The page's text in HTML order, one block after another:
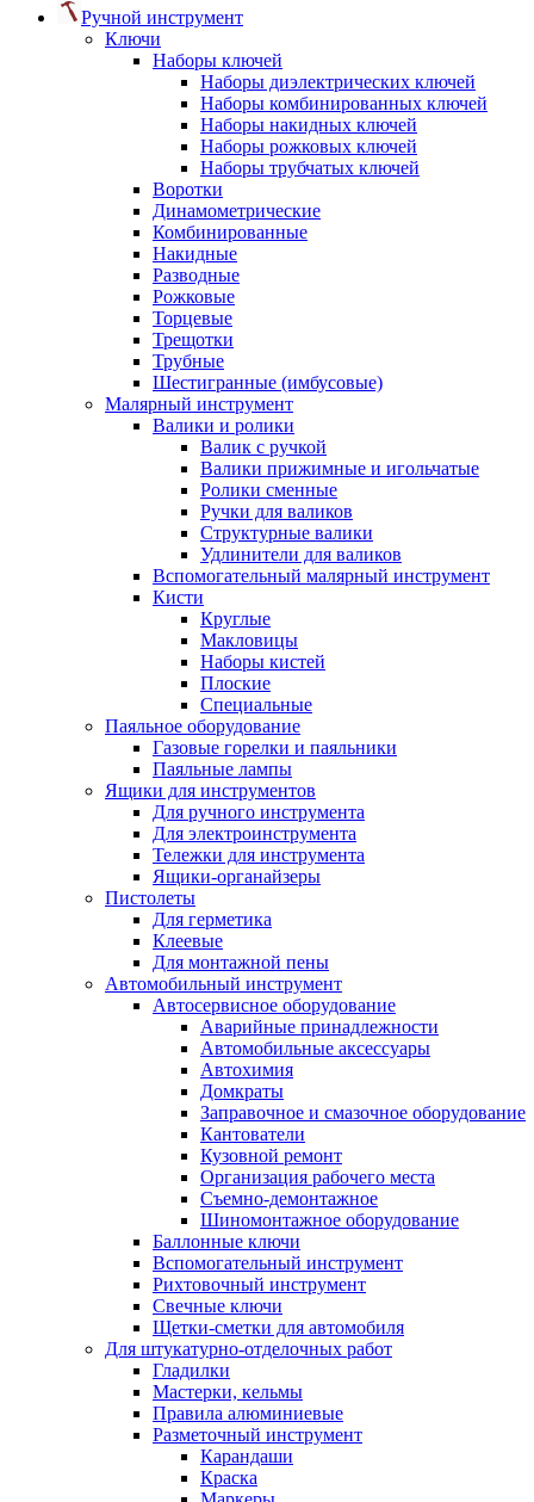
Ручной инструмент
Ключи
Наборы ключей
Наборы диэлектрических ключей
Наборы комбинированных ключей
Наборы накидных ключей
Наборы рожковых ключей
Наборы трубчатых ключей
Воротки
Динамометрические
Комбинированные
Накидные
Разводные
Рожковые
Торцевые
Трещотки
Трубные
Шестигранные (имбусовые)
Малярный инструмент
Валики и ролики
Валик с ручкой
Валики прижимные и игольчатые
Ролики сменные
Ручки для валиков
Структурные валики
Удлинители для валиков
Вспомогательный малярный инструмент
Кисти
Круглые
Макловицы
Наборы кистей
Плоские
Специальные
Паяльное оборудование
Газовые горелки и паяльники
Паяльные лампы
Ящики для инструментов
Для ручного инструмента
Для электроинструмента
Тележки для инструмента
Ящики-органайзеры
Пистолеты
Для герметика
Клеевые
Для монтажной пены
Автомобильный инструмент
Автосервисное оборудование
Аварийные принадлежности
Автомобильные аксессуары
Автохимия
Домкраты
Заправочное и смазочное оборудование
Кантователи
Кузовной ремонт
Организация рабочего места
Съемно-демонтажное
Шиномонтажное оборудование
Баллонные ключи
Вспомогательный инструмент
Рихтовочный инструмент
Свечные ключи
Щетки-сметки для автомобиля
Для штукатурно-отделочных работ
Гладилки
Мастерки, кельмы
Правила алюминиевые
Разметочный инструмент
Карандаши
Краска